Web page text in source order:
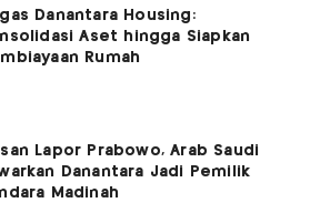
Danantara Housing:
Aset hingga Siapkan
Rumah
Lapor Prabowo, Arab Saudi
Danantara Jadi Pemilik
Madinah